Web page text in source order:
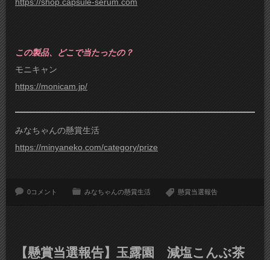
この製品、どこで当たったの？
モニキャン
https://monicam.jp/
みなちゃんの懸賞生活
https://minyaneko.com/category/prize
0コメント みなちゃんの懸賞生活 懸賞当選報告
【懸賞当選報告】玉露園 減塩こんぶ茶